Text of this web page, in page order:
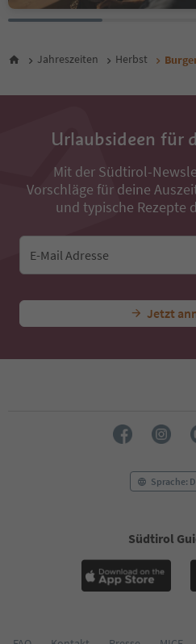
Jahreszeiten Herbst
Urlaubsideen für
Mit der Südtirol-
Vorschläge für deine
und typische Rezepte
E-Mail Adresse
Jetzt
Sprache:
Südtirol